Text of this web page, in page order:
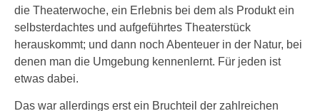
die Theaterwoche, ein Erlebnis bei dem als Produkt ein
selbsterdachtes und aufgeführtes Theaterstück
herauskommt; und dann noch Abenteuer in der Natur, bei
denen man die Umgebung kennenlernt. Für jeden ist
etwas dabei.
Das war allerdings erst ein Bruchteil der zahlreichen